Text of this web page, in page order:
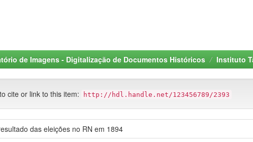
de Imagens - Digitalização de Documentos Históricos Instituto
cite or link to this item: http://hdl.handle.net/123456789/2393
das eleições no RN em 1894